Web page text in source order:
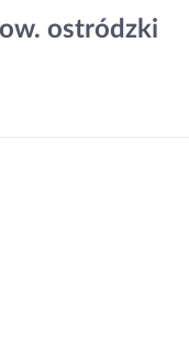
ostródzki